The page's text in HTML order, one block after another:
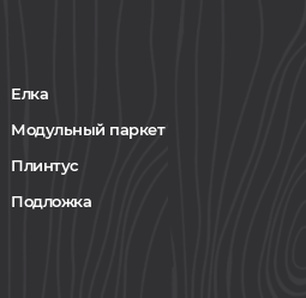
Елка
Модульный паркет
Плинтус
Подложка